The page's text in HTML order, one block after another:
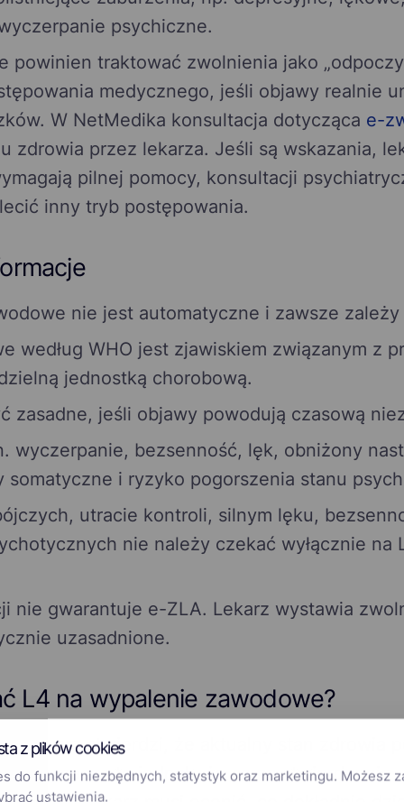
psychiczne.
powinien traktować zwolnienia jako
medycznego, jeśli objawy realnie
W NetMedika konsultacja dotycząca e-
zdrowia przez lekarza. Jeśli są wskazania,
pilnej pomocy, konsultacji
inny tryb postępowania.
nie jest automatyczne i zawsze
według WHO jest zjawiskiem związanym z
jednostką chorobową.
zasadne, jeśli objawy powodują czasową
wyczerpanie, bezsenność, lęk, obniżony
somatyczne i ryzyko pogorszenia stanu
utracie kontroli, silnym lęku,
nie należy czekać wyłącznie na
nie gwarantuje e-ZLA. Lekarz wystawia
uzasadnione.
L4 na wypalenie zawodowe?
lekarz stwierdzi, że aktualny stan zdrowia
oznacza to jednak, że samo stwierdzenie
z plików cookies
do funkcji niezbędnych, statystyk oraz marketingu. Możesz
ustawienia.